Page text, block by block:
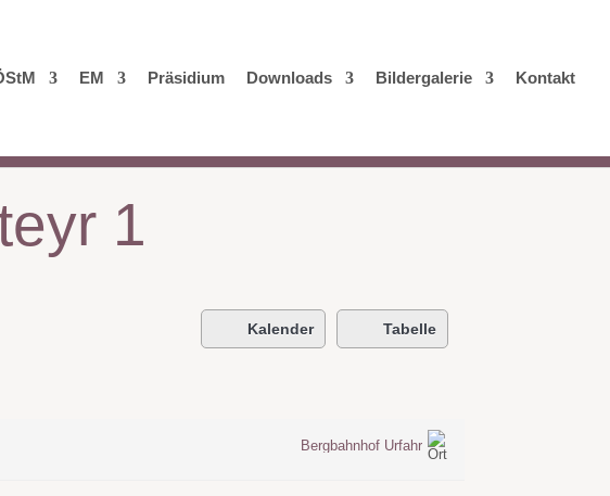
EM Präsidium Downloads Bildergalerie Kontakt
1
Kalender Tabelle
Bergbahnhof Urfahr